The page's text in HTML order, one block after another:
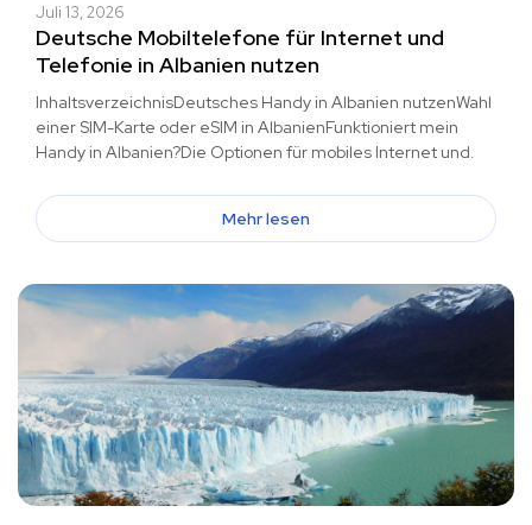
Juli 13, 2026
Deutsche Mobiltelefone für Internet und
Telefonie in Albanien nutzen
InhaltsverzeichnisDeutsches Handy in Albanien nutzenWahl
einer SIM-Karte oder eSIM in AlbanienFunktioniert mein
Handy in Albanien?Die Optionen für mobiles Internet und.
Mehr lesen